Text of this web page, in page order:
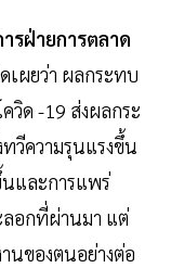
รฝ่ายการตลาด
เผยว่า ผลกระทบ
วิด -19 ส่งผลกระ
วีความรุนแรงขึ้น
และการแพร่
ลอกที่ผ่านมา แต่
นของตนอย่างต่อ